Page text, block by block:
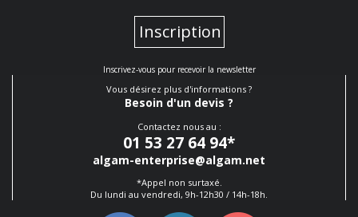
Inscription
Inscrivez-vous pour recevoir la newsletter
Vous désirez plus d'informations ?
Besoin d'un devis ?
Contactez nous au :
01 53 27 64 94*
algam-enterprise@algam.net
*Appel non surtaxé.
Du lundi au vendredi, 9h-12h30 / 14h-18h.